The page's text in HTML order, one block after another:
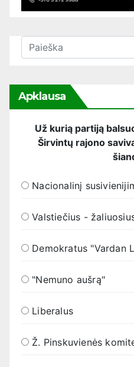
Apklausa
Už kurią partiją
Širvintų rajono
Nacionalinį
Valstiečius -
Demokratus "Vardan
"Nemuno aušrą"
Liberalus
Ž. Pinskuvienės